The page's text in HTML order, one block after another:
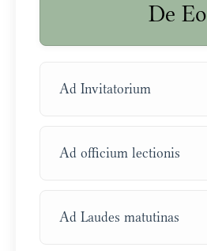
De Eo
Ad Invitatorium
Ad officium lectionis
Ad Laudes matutinas